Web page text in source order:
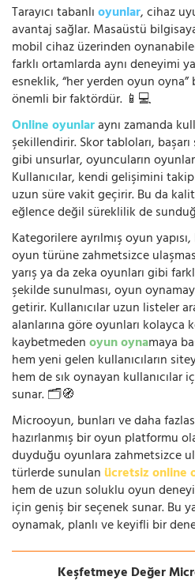
Tarayıcı tabanlıoyunlar, cihaz
avantaj sağlar. Masaüstü
mobil cihaz üzerinden
farklı ortamlarda aynı deneyimi
esneklik, “her yerden oyun
önemli bir faktördür. 📱💻
Online oyunlaraynı zamanda
şekillendirir. Skor tabloları,
gibi unsurlar, oyuncuların
Kullanıcılar, kendi gelişimini
uzun süre vakit geçirir. Bu da
eğlence değil süreklilik de
Kategorilere ayrılmış oyun yapısı,
oyun türüne zahmetsizce
yarış ya da zeka oyunları gibi
şekilde sunulması, oyun
getirir. Kullanıcılar uzun listeler
alanlarına göre oyunları kolayca
kaybetmedenoyun oynamaya
hem yeni gelen kullanıcıların
hem de sık oynayan
sunar. 🗂️🧭
Microoyun, bunları ve daha
hazırlanmış bir oyun platformu
duyduğu oyunlara zahmetsizce
türlerde sunulan ücretsiz online
hem de uzun soluklu oyun
için geniş bir seçenek sunar. Bu
oynamak, planlı ve keyifli bir
Keşfetmeye Değer